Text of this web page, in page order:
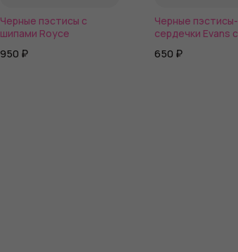
Черные пэстисы с
шипами Royce
950 ₽
Черные пэстисы-
сердечки Evans с
650 ₽